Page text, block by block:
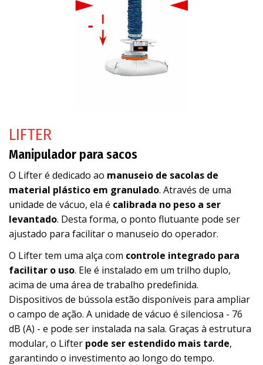
LIFTER
Manipulador para sacos
O Lifter é dedicado ao manuseio de sacolas de
material plástico em granulado. Através de uma
unidade de vácuo, ela é calibrada no peso a ser
levantado. Desta forma, o ponto flutuante pode ser
ajustado para facilitar o manuseio do operador.
O Lifter tem uma alça com controle integrado para
facilitar o uso. Ele é instalado em um trilho duplo,
acima de uma área de trabalho predefinida.
Dispositivos de bússola estão disponíveis para ampliar
o campo de ação. A unidade de vácuo é silenciosa - 76
dB (A) - e pode ser instalada na sala. Graças à estrutura
modular, o Lifter pode ser estendido mais tarde,
garantindo o investimento ao longo do tempo.